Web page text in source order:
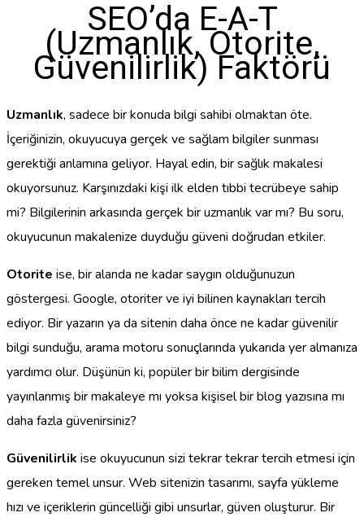
SEO’da E-A-T
(Uzmanlık, Otorite,
Güvenilirlik) Faktörü
Uzmanlık, sadece bir konuda bilgi sahibi olmaktan öte.
İçeriğinizin, okuyucuya gerçek ve sağlam bilgiler sunması
gerektiği anlamına geliyor. Hayal edin, bir sağlık makalesi
okuyorsunuz. Karşınızdaki kişi ilk elden tıbbi tecrübeye sahip
mi? Bilgilerinin arkasında gerçek bir uzmanlık var mı? Bu soru,
okuyucunun makalenize duyduğu güveni doğrudan etkiler.
Otorite ise, bir alanda ne kadar saygın olduğunuzun
göstergesi. Google, otoriter ve iyi bilinen kaynakları tercih
ediyor. Bir yazarın ya da sitenin daha önce ne kadar güvenilir
bilgi sunduğu, arama motoru sonuçlarında yukarıda yer almanıza
yardımcı olur. Düşünün ki, popüler bir bilim dergisinde
yayınlanmış bir makaleye mı yoksa kişisel bir blog yazısına mı
daha fazla güvenirsiniz?
Güvenilirlik ise okuyucunun sizi tekrar tekrar tercih etmesi için
gereken temel unsur. Web sitenizin tasarımı, sayfa yükleme
hızı ve içeriklerin güncelliği gibi unsurlar, güven oluşturur. Bir